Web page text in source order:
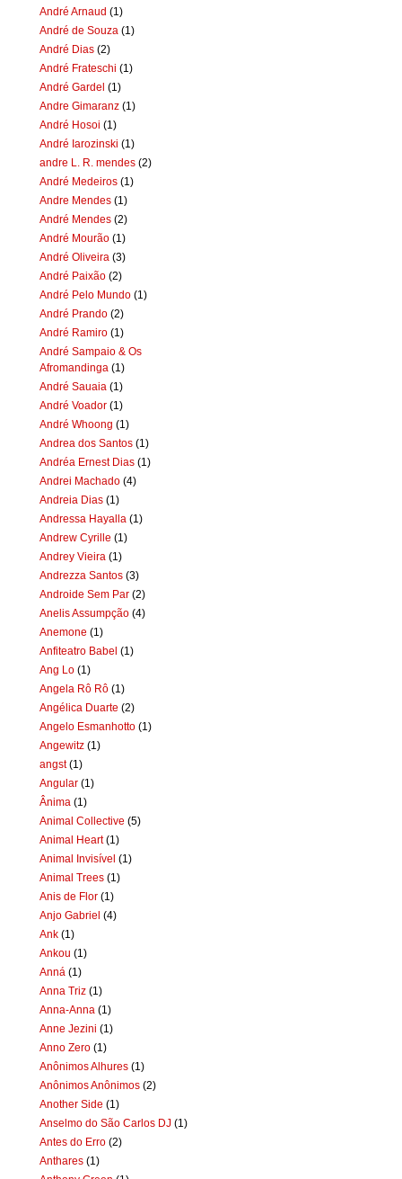
André Arnaud (1)
André de Souza (1)
André Dias (2)
André Frateschi (1)
André Gardel (1)
Andre Gimaranz (1)
André Hosoi (1)
André Iarozinski (1)
andre L. R. mendes (2)
André Medeiros (1)
Andre Mendes (1)
André Mendes (2)
André Mourão (1)
André Oliveira (3)
André Paixão (2)
André Pelo Mundo (1)
André Prando (2)
André Ramiro (1)
André Sampaio & Os
Afromandinga (1)
André Sauaia (1)
André Voador (1)
André Whoong (1)
Andrea dos Santos (1)
Andréa Ernest Dias (1)
Andrei Machado (4)
Andreia Dias (1)
Andressa Hayalla (1)
Andrew Cyrille (1)
Andrey Vieira (1)
Andrezza Santos (3)
Androide Sem Par (2)
Anelis Assumpção (4)
Anemone (1)
Anfiteatro Babel (1)
Ang Lo (1)
Angela Rô Rô (1)
Angélica Duarte (2)
Angelo Esmanhotto (1)
Angewitz (1)
angst (1)
Angular (1)
Ânima (1)
Animal Collective (5)
Animal Heart (1)
Animal Invisível (1)
Animal Trees (1)
Anis de Flor (1)
Anjo Gabriel (4)
Ank (1)
Ankou (1)
Anná (1)
Anna Triz (1)
Anna-Anna (1)
Anne Jezini (1)
Anno Zero (1)
Anônimos Alhures (1)
Anônimos Anônimos (2)
Another Side (1)
Anselmo do São Carlos DJ (1)
Antes do Erro (2)
Anthares (1)